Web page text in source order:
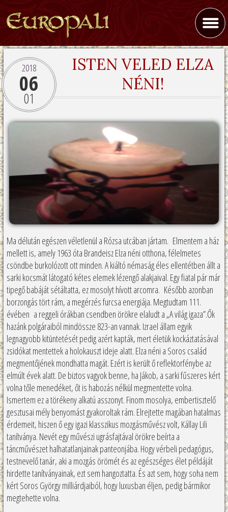
2018
06
01
ISTEN VELED ELZA
NÉNI!
Ma délután egészen véletlenül a Rózsa utcában jártam. Elmentem a ház
mellett is, amely 1963 óta Brandeisz Elza néni otthona, félelmetes
csöndbe burkolózott ott minden. A kiáltó némaság éles ellentétben állt a
sarki kocsmát látogató kétes elemek lézengő alakjaival. Egy fiatal pár már
tipegő babáját sétáltatta, ez mosolyt hívott arcomra. Később azonban
borzongás tört rám, a megérzés furcsa energiája. Megtudtam 111.
évében a reggeli órákban csendben örökre elaludt a „A világ igaza”.Ők
hazánk polgáraiból mindössze 823-an vannak. Izrael állam egyik
legnagyobb kitüntetését pedig azért kapták, mert életük kockáztatásával
zsidókat mentettek a holokauszt ideje alatt. Elza néni a Soros család
megmentőjének mondhatta magát. Ezért is került ő reflektorfénybe az
elmúlt évek alatt. De biztos vagyok benne, ha Jákob, a sarki fűszeres kért
volna tőle menedéket, őt is habozás nélkül megmentette volna.
Ismertem ez a törékeny alkatú asszonyt. Finom mosolya, embertisztelő
gesztusai mély benyomást gyakoroltak rám. Elrejtette magában hatalmas
érdemeit, hiszen ő egy igazi klasszikus mozgásművész volt, Kállay Lili
tanítványa. Nevét egy művészi ugrásfajtával örökre beírta a
táncművészet halhatatlanjainak panteonjába. Hogy vérbeli pedagógus,
testnevelő tanár, aki a mozgás örömét és az egészséges élet példáját
hirdette tanítványainak, ezt sem hangoztatta. És azt sem, hogy soha nem
kért Soros György milliárdjaiból, hogy luxusban éljen, pedig bármikor
megtehette volna.